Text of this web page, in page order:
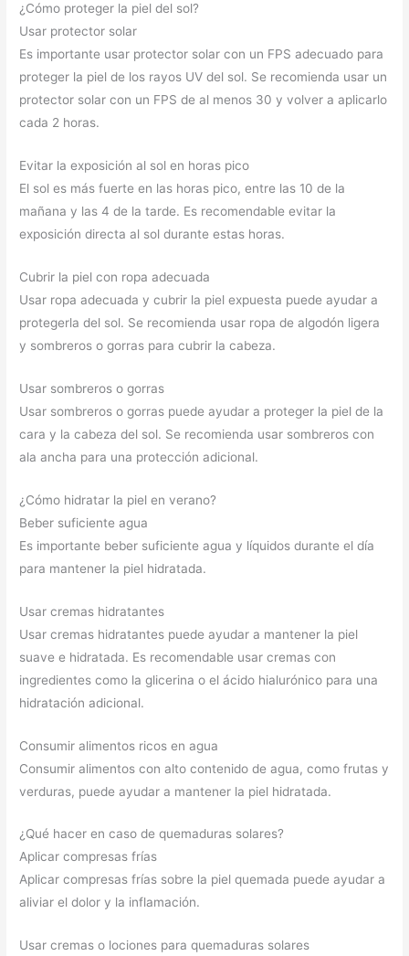
¿Cómo proteger la piel del sol?
Usar protector solar
Es importante usar protector solar con un FPS adecuado para
proteger la piel de los rayos UV del sol. Se recomienda usar un
protector solar con un FPS de al menos 30 y volver a aplicarlo
cada 2 horas.
Evitar la exposición al sol en horas pico
El sol es más fuerte en las horas pico, entre las 10 de la
mañana y las 4 de la tarde. Es recomendable evitar la
exposición directa al sol durante estas horas.
Cubrir la piel con ropa adecuada
Usar ropa adecuada y cubrir la piel expuesta puede ayudar a
protegerla del sol. Se recomienda usar ropa de algodón ligera
y sombreros o gorras para cubrir la cabeza.
Usar sombreros o gorras
Usar sombreros o gorras puede ayudar a proteger la piel de la
cara y la cabeza del sol. Se recomienda usar sombreros con
ala ancha para una protección adicional.
¿Cómo hidratar la piel en verano?
Beber suficiente agua
Es importante beber suficiente agua y líquidos durante el día
para mantener la piel hidratada.
Usar cremas hidratantes
Usar cremas hidratantes puede ayudar a mantener la piel
suave e hidratada. Es recomendable usar cremas con
ingredientes como la glicerina o el ácido hialurónico para una
hidratación adicional.
Consumir alimentos ricos en agua
Consumir alimentos con alto contenido de agua, como frutas y
verduras, puede ayudar a mantener la piel hidratada.
¿Qué hacer en caso de quemaduras solares?
Aplicar compresas frías
Aplicar compresas frías sobre la piel quemada puede ayudar a
aliviar el dolor y la inflamación.
Usar cremas o lociones para quemaduras solares